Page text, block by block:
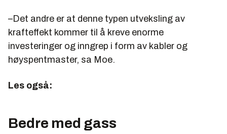
–Det andre er at denne typen utveksling av
krafteffekt kommer til å kreve enorme
investeringer og inngrep i form av kabler og
høyspentmaster, sa Moe.
Les også:
Bedre med gass